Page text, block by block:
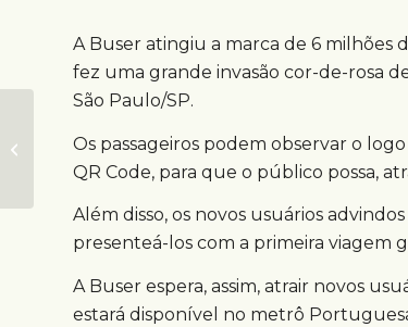
A Buser atingiu a marca de 6 milhões
fez uma grande invasão cor-de-rosa
São Paulo/SP.
Os passageiros podem observar o
QR Code, para que o público possa,
Além disso, os novos usuários
presenteá-los com a primeira viagem
A Buser espera, assim, atrair novos
estará disponível no metrô
invade estações de
trem e metrô